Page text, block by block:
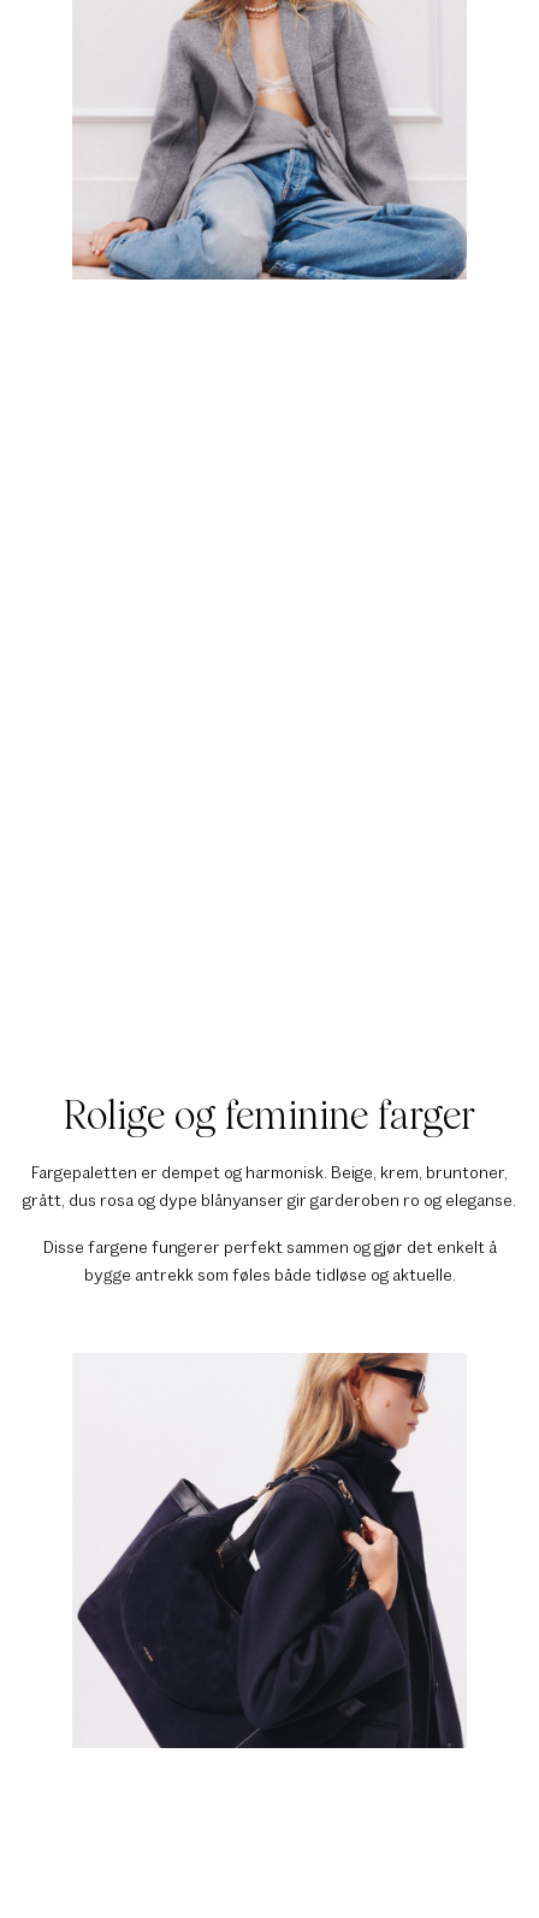
Rolige og feminine farger
Fargepaletten er dempet og harmonisk. Beige, krem, bruntoner,
grått, dus rosa og dype blånyanser gir garderoben ro og eleganse.
Disse fargene fungerer perfekt sammen og gjør det enkelt å
bygge antrekk som føles både tidløse og aktuelle.